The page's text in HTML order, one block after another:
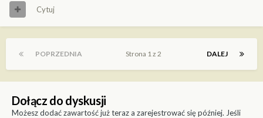
Cytuj
POPRZEDNIA DALEJ
Strona 1 z 2
Dołącz do dyskusji
Możesz dodać zawartość już teraz a zarejestrować się później. Jeśli